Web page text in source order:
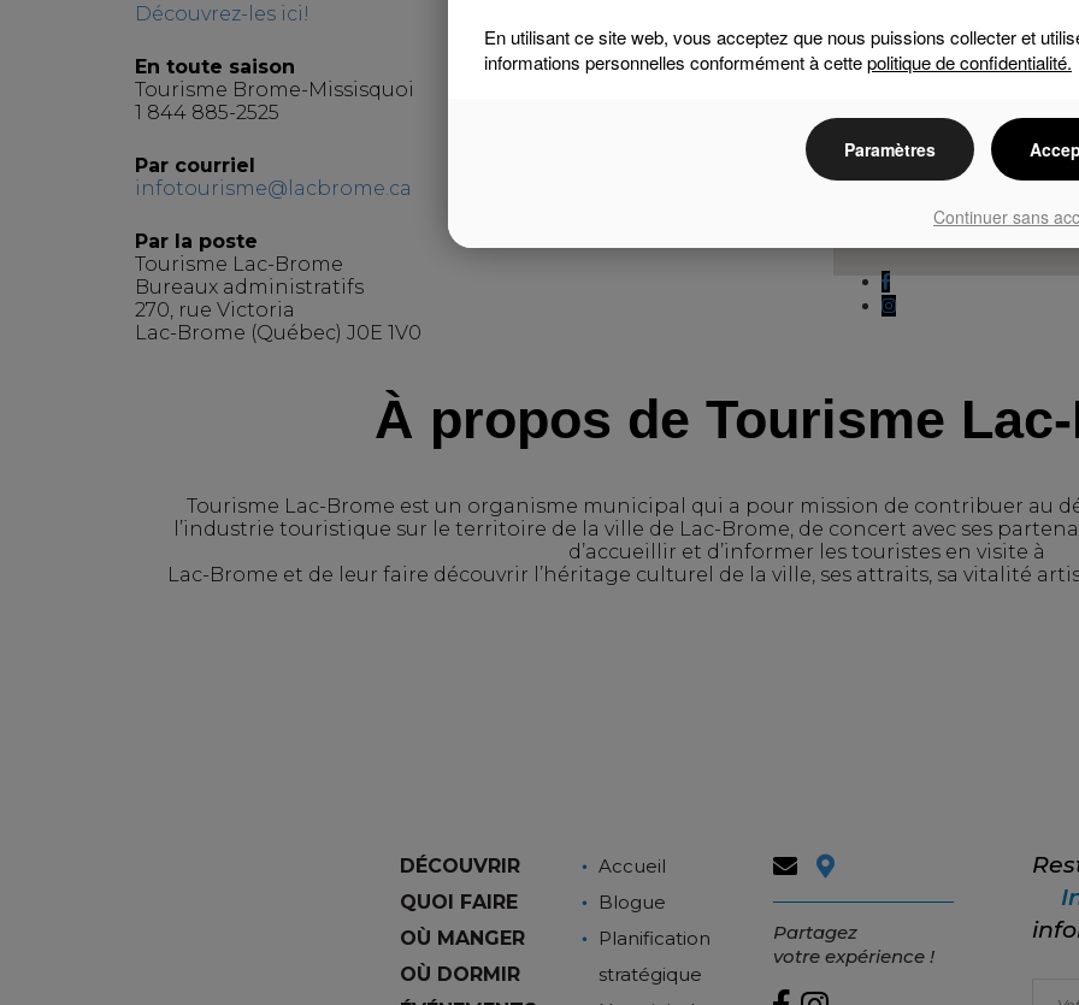
Découvrez-les ici!
En toute saison
Tourisme Brome-Missisquoi
1 844 885-2525
Par courriel
infotourisme@lacbrome.ca
Par la poste
Tourisme Lac-Brome
Bureaux administratifs
270, rue Victoria
Lac-Brome (Québec) J0E 1V0
À propos de Tourisme
Tourisme Lac-Brome est un organisme municipal qui a pour mission de contribuer au
l’industrie touristique sur le territoire de la ville de Lac-Brome, de concert avec ses
d’accueillir et d’informer les touristes en visite à
Lac-Brome et de leur faire découvrir l’héritage culturel de la ville, ses attraits, sa vitalité
DÉCOUVRIR
QUOI FAIRE
OÙ MANGER
OÙ DORMIR
Accueil
Blogue
Planification
stratégique
Partagez
votre expérience !
En utilisant ce site web, vous acceptez que nous puissions collecter et
informations personnelles conformément à cettepolitique de confidentialité.
Paramètres
Continuer sans